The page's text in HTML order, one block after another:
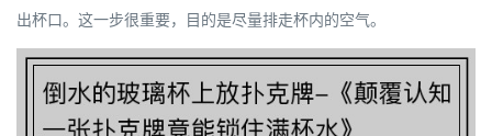
出杯口。这一步很重要，目的是尽量排走杯内的空气。